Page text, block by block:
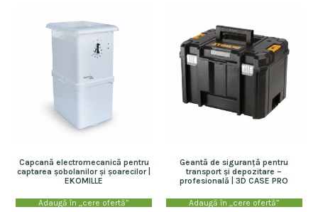
Capcană electromecanică pentru
captarea șobolanilor și șoarecilor |
EKOMILLE
Adaugă în „cere ofertă”
Geantă de siguranță pentru
transport și depozitare –
profesională | 3D CASE PRO
Adaugă în „cere ofertă”